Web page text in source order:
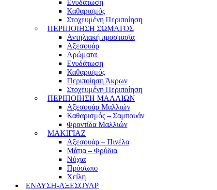
Ενυδάτωση
Καθαρισμός
Στοχευμένη Περιποίηση
ΠΕΡΙΠΟΙΗΣΗ ΣΩΜΑΤΟΣ
Αντηλιακή προστασία
Αξεσουάρ
Αρώματα
Ενυδάτωση
Καθαρισμός
Περιποίηση Άκρων
Στοχευμένη Περιποίηση
ΠΕΡΙΠΟΙΗΣΗ ΜΑΛΛΙΩΝ
Αξεσουάρ Μαλλιών
Καθαρισμός – Σαμπουάν
Φροντίδα Μαλλιών
ΜΑΚΙΓΙΑΖ
Αξεσουάρ – Πινέλα
Μάτια – Φρύδια
Νύχια
Πρόσωπο
Χείλη
ΕΝΔΥΣΗ-ΑΞΕΣΟΥΑΡ